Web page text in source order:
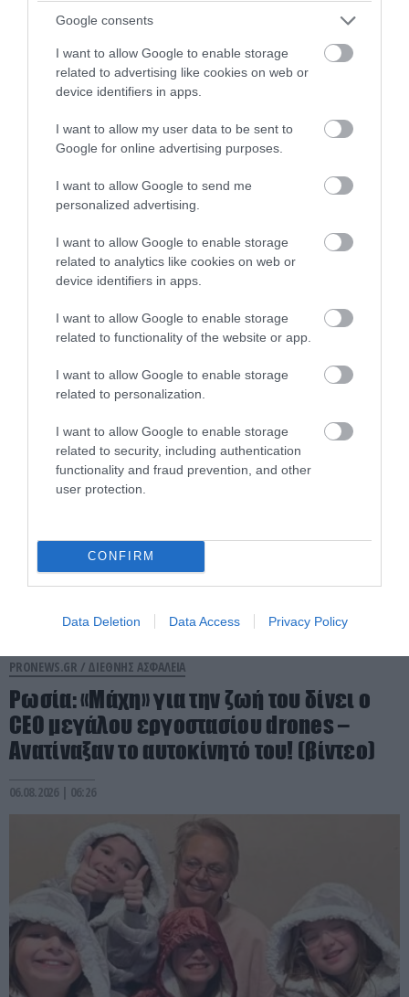
Google consents
I want to allow Google to enable storage
related to advertising like cookies on web or
device identifiers in apps.
I want to allow my user data to be sent to
Google for online advertising purposes.
I want to allow Google to send me
personalized advertising.
I want to allow Google to enable storage
related to analytics like cookies on web or
device identifiers in apps.
I want to allow Google to enable storage
related to functionality of the website or app.
I want to allow Google to enable storage
related to personalization.
I want to allow Google to enable storage
related to security, including authentication
functionality and fraud prevention, and other
user protection.
CONFIRM
Data Deletion Data Access Privacy Policy
06.08.2026 | 06:35
PRONEWS.GR /ΔΙΕΘΝΗΣ ΑΣΦΑΛΕΙΑ
Ν.Τραμπ για Ιράν: «Ήμασταν έτοιμοι για
τη μεγαλύτερη επίθεση μετά τον Β’
Παγκόσμιο Πόλεμο» (βίντεο)
PRONEWS.GR / ΔΙΕΘΝΗΣ ΑΣΦΑΛΕΙΑ
Ρωσία: «Μάχη» για την ζωή του δίνει ο
CEO μεγάλου εργοστασίου drones –
Ανατίναξαν το αυτοκίνητό του! (βίντεο)
06.08.2026 | 06:26